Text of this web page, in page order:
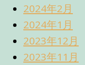
2024年2月
2024年1月
2023年12月
2023年11月